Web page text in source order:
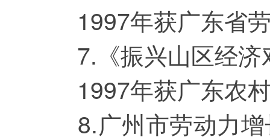
1997年获广东省劳
7.《振兴山区经济
1997年获广东农村
8.广州市劳动力增